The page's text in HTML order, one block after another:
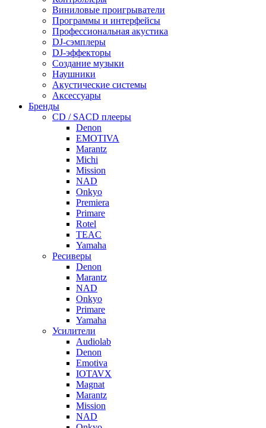
Виниловые проигрыватели
Программы и интерфейсы
Профессиональная акустика
DJ-сэмплеры
DJ-эффекторы
Создание музыки
Наушники
Акустические системы
Аксессуары
Бренды
CD / SACD плееры
Denon
EMOTIVA
Marantz
Michi
Mission
NAD
Onkyo
Premiera
Primare
Rotel
TEAC
Yamaha
Ресиверы
Denon
Marantz
NAD
Onkyo
Primare
Yamaha
Усилители
Audiolab
Denon
Emotiva
IOTAVX
Magnat
Marantz
Mission
NAD